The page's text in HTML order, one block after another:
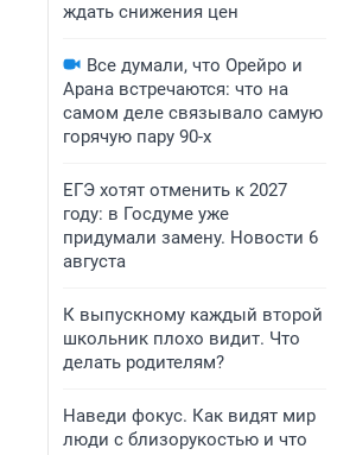
ждать снижения цен
Все думали, что Орейро и
Арана встречаются: что на
самом деле связывало самую
горячую пару 90-х
ЕГЭ хотят отменить к 2027
году: в Госдуме уже
придумали замену. Новости 6
августа
К выпускному каждый второй
школьник плохо видит. Что
делать родителям?
Наведи фокус. Как видят мир
люди с близорукостью и что